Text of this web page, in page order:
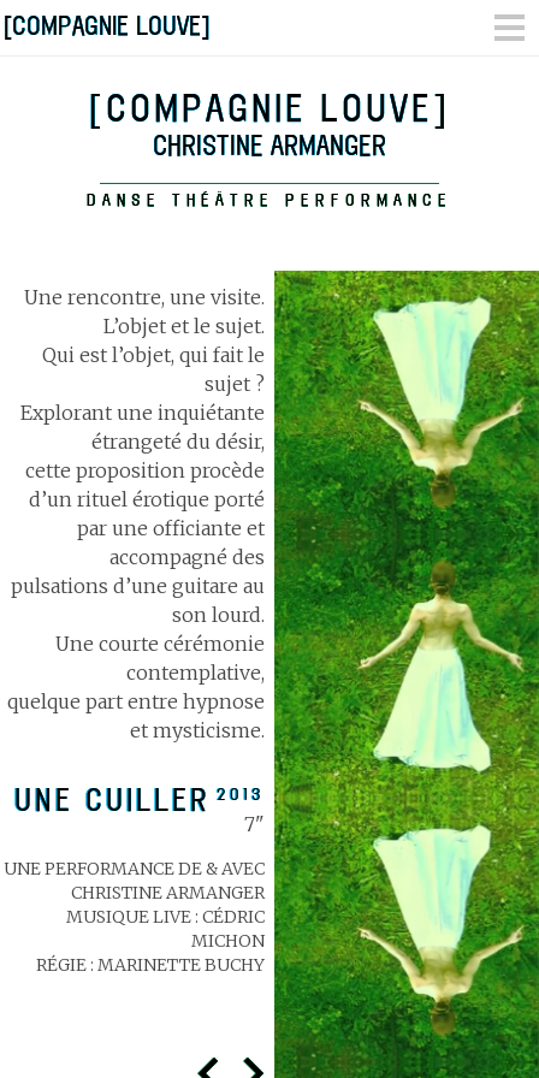
[COMPAGNIE LOUVE]
CHRISTINE ARMANGER
DANSE THÉÂTRE PERFORMANCE
[COMPAGNIE LOUVE]
Une rencontre, une visite.
L’objet et le sujet.
Qui est l’objet, qui fait le
sujet ?
Explorant une inquiétante
étrangeté du désir,
cette proposition procède
d’un rituel érotique porté
par une officiante et
accompagné des
pulsations d’une guitare au
son lourd.
Une courte cérémonie
contemplative,
quelque part entre hypnose
et mysticisme.
UNE CUILLER 2013
7"
UNE PERFORMANCE DE & AVEC
CHRISTINE ARMANGER
MUSIQUE LIVE : CÉDRIC
MICHON
RÉGIE : MARINETTE BUCHY